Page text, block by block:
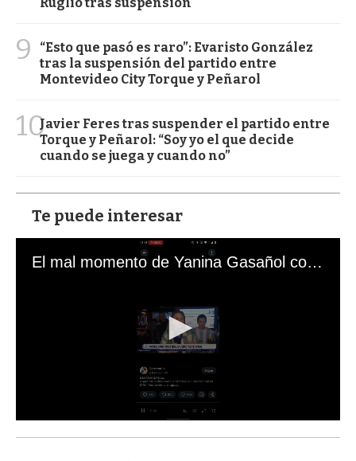
9
“Esto que pasó es raro”: Evaristo González
tras la suspensión del partido entre
Montevideo City Torque y Peñarol
10Javier Feres tras suspender el partido entre
Torque y Peñarol: “Soy yo el que decide
cuando se juega y cuando no”
Te puede interesar
El mal momento de Yanina Gasañol con un hincha argentino en "Subrayado"
s